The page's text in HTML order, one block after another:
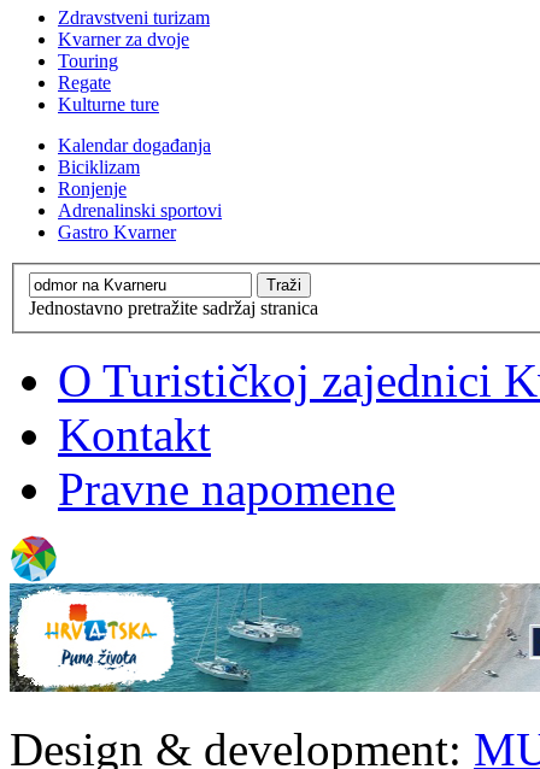
Zdravstveni turizam
Kvarner za dvoje
Touring
Regate
Kulturne ture
Kalendar događanja
Biciklizam
Ronjenje
Adrenalinski sportovi
Gastro Kvarner
Jednostavno pretražite sadržaj stranica
O Turističkoj zajednici
Kontakt
Pravne napomene
Design & development: